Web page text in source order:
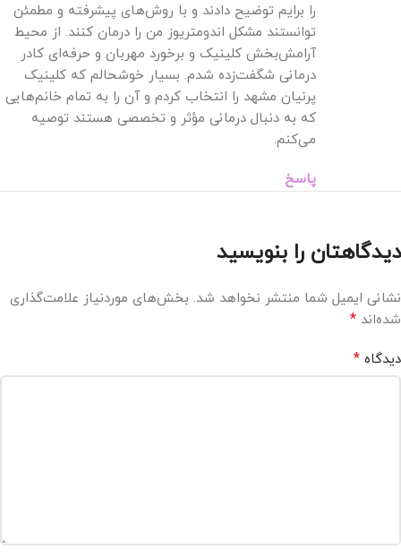
را برایم توضیح دادند و با روش‌های پیشرفته و مطمئن
توانستند مشکل اندومتریوز من را درمان کنند. از محیط
آرامش‌بخش کلینیک و برخورد مهربان و حرفه‌ای کادر
درمانی شگفت‌زده شدم. بسیار خوشحالم که کلینیک
پرنیان مشهد را انتخاب کردم و آن را به تمام خانم‌هایی
که به دنبال درمانی مؤثر و تخصصی هستند توصیه
می‌کنم.
پاسخ
دیدگاهتان را بنویسید
نشانی ایمیل شما منتشر نخواهد شد. بخش‌های موردنیاز علامت‌گذاری
شده‌اند *
دیدگاه *